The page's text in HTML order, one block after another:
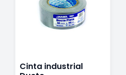
Cinta industrial